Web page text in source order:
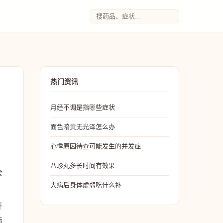
热门资讯
月经不调是指哪些症状
面色暗黄无光泽怎么办
心悸原因待查可能发生的并发症
八珍丸多长时间有效果
大病后身体虚弱吃什么补